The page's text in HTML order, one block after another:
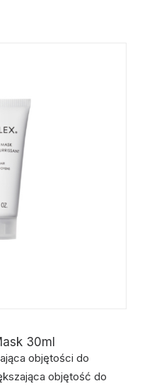
30ml
objętości do
objętość do